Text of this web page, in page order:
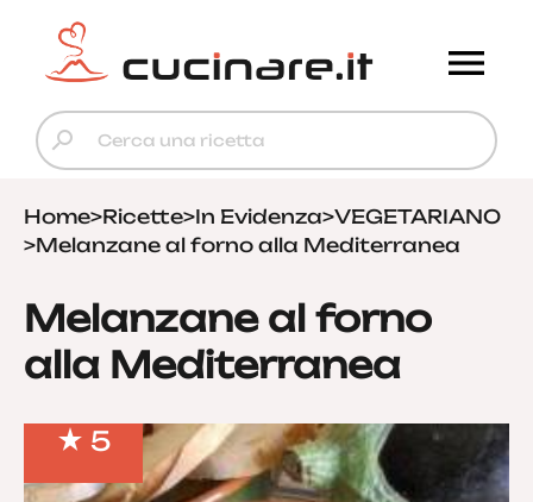
Home>Ricette>In Evidenza>VEGETARIANO
>Melanzane al forno alla Mediterranea
Melanzane al forno
alla Mediterranea
5